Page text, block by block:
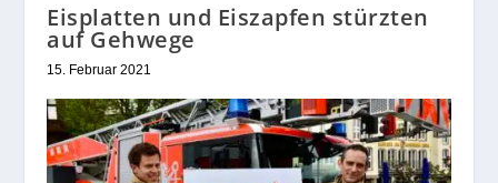
Eisplatten und Eiszapfen stürzten
auf Gehwege
15. Februar 2021